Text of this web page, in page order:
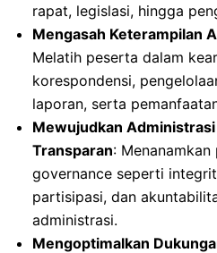
rapat, legislasi, hingga
Mengasah Keterampilan
Melatih peserta dalam
korespondensi,
laporan, serta
Mewujudkan
Transparan:
governance seperti
partisipasi, dan
administrasi.
Mengoptimalkan